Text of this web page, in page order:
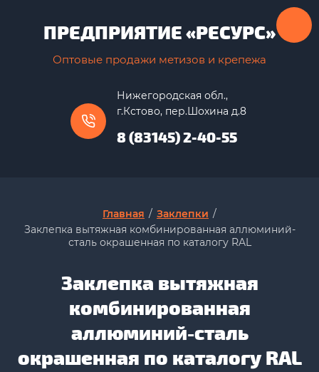
ПРЕДПРИЯТИЕ «РЕСУРС»
Оптовые продажи метизов и крепежа
Нижегородская обл.,
г.Кстово, пер.Шохина д.8
8 (83145) 2-40-55
Главная / Заклепки /
Заклепка вытяжная комбинированная аллюминий-
сталь окрашенная по каталогу RAL
Заклепка вытяжная
комбинированная
аллюминий-сталь
окрашенная по каталогу RAL